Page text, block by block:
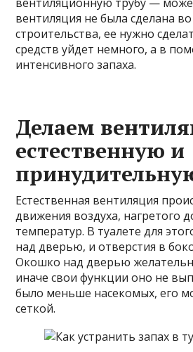
вентиляция не была сделана
строительства, ее нужно
средств уйдет немного, а в
интенсивного запаха.
Делаем
естественную и
Естественная вентиляция
движения воздуха, нагретого
температур. В туалетедля
над дверью, и отверстия в
Окошко над дверью
иначе свои функции оно не
было меньше насекомых, его
сеткой.